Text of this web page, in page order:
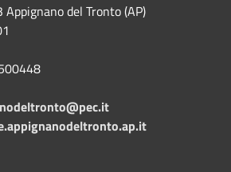
del Tronto (AP)